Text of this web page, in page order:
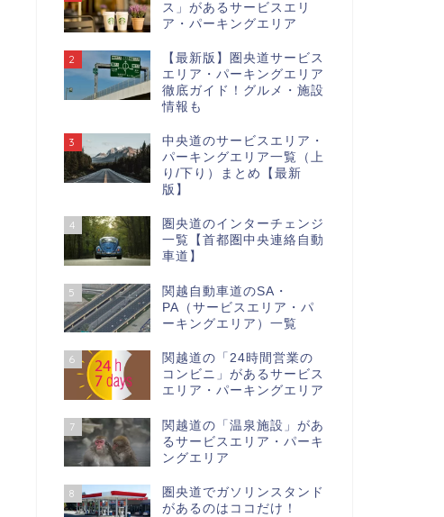
ス」があるサービスエリ
ア・パーキングエリア
2
【最新版】圏央道サービス
エリア・パーキングエリア
徹底ガイド！グルメ・施設
情報も
3
中央道のサービスエリア・
パーキングエリア一覧（上
り/下り）まとめ【最新
版】
4
圏央道のインターチェンジ
一覧【首都圏中央連絡自動
車道】
5
関越自動車道のSA・
PA（サービスエリア・パ
ーキングエリア）一覧
6
関越道の「24時間営業の
コンビニ」があるサービス
エリア・パーキングエリア
7
関越道の「温泉施設」があ
るサービスエリア・パーキ
ングエリア
8
圏央道でガソリンスタンド
があるのはココだけ！